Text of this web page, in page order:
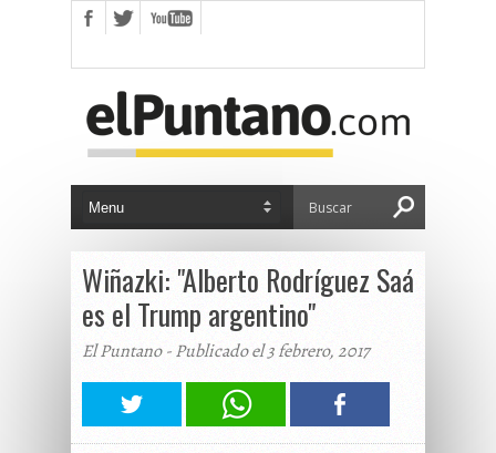
Wiñazki: "Alberto Rodríguez Saá
es el Trump argentino"
El Puntano - Publicado el 3 febrero, 2017